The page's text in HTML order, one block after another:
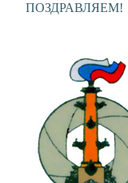
служба
ПОЗДРАВЛЯЕМ!